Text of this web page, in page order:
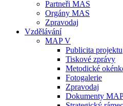
Partneři MAS
Orgány MAS
Zpravodaj
Vzdělávání
MAP V
Publicita projektu
Tiskové zprávy
Metodické
Fotogalerie
Zpravodaj
Dokumenty